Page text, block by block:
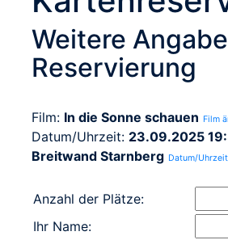
Weitere
Reservierung
Film: In die Sonne schauen Film
Datum/Uhrzeit: 23.09.2025
Breitwand Starnberg Datum/
Anzahl der Plätze:
Ihr Name: